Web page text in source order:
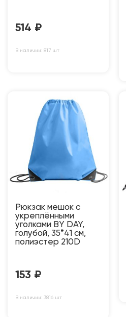
514 ₽
В наличии: 817 шт
Рюкзак мешок с
укреплёнными
уголками BY DAY,
голубой, 35*41 см,
полиэстер 210D
153 ₽
В наличии: 3816 шт